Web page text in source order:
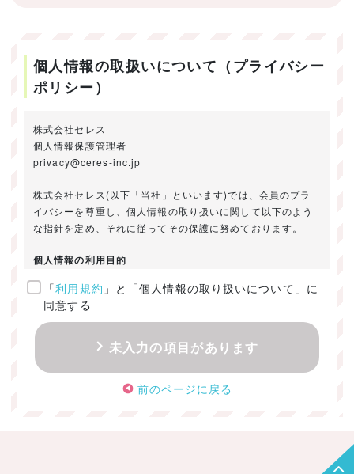
個人情報の取扱いについて（プライバシー
ポリシー）
株式会社セレス
個人情報保護管理者
privacy@ceres-inc.jp
株式会社セレス(以下「当社」といいます)では、会員のプラ
イバシーを尊重し、個人情報の取り扱いに関して以下のよう
な指針を定め、それに従ってその保護に努めております。
個人情報の利用目的
ご提供いただきました個人情報は、以下のためにのみ利用い
たします。
・お問い合わせに対する回答及び資料送付のご連絡
・当社のお客様向けサービスの提供
・本人確認
・サービスの開発・改善のための分析
「利用規約 」と「個人情報の取り扱いについて」に
同意する
未入力の項目があります
前のページに戻る